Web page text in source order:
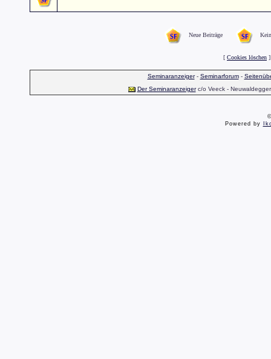
Neue Beiträge
[ Cookies löschen
Seminaranzeiger- Seminarforum-
Der Seminaranzeigerc/o Veeck -
Powered by